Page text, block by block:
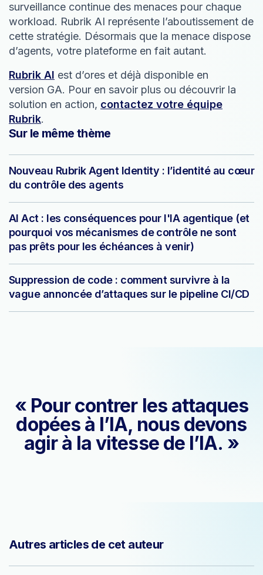
surveillance continue des menaces pour chaque
workload. Rubrik AI représente l’aboutissement de
cette stratégie. Désormais que la menace dispose
d’agents, votre plateforme en fait autant.
Rubrik AI est d’ores et déjà disponible en
version GA. Pour en savoir plus ou découvrir la
solution en action, contactez votre équipe
Rubrik.
Sur le même thème
Nouveau Rubrik Agent Identity : l’identité au cœur
du contrôle des agents
AI Act : les conséquences pour l'IA agentique (et
pourquoi vos mécanismes de contrôle ne sont
pas prêts pour les échéances à venir)
Suppression de code : comment survivre à la
vague annoncée d’attaques sur le pipeline CI/CD
« Pour contrer les attaques
dopées à l’IA, nous devons
agir à la vitesse de l’IA. »
Autres articles de cet auteur